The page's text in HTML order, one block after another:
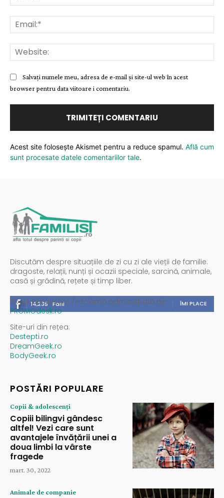
Salvați numele meu, adresa de e-mail și site-ul web în acest
browser pentru data viitoare i comentariu.
Acest site folosește Akismet pentru a reduce spamul. Află cum
sunt procesate datele comentariilor tale.
Discutăm despre situațiile de zi cu zi ale vieții de familie:
dragoste, relații, nunți și ocazii speciale, sarcină, animale,
casă și grădină, rețete și timp liber.
14,235 Fani ÎMI PLACE
Spații publicitare / reclamă administrată de
PROMOdesk.ro
Site-uri din rețea:
Destepti.ro
DreamGeek.ro
BodyGeek.ro
POSTĂRI POPULARE
Copii & adolescenți
Copiii bilingvi gândesc
altfel! Vezi care sunt
avantajele învățării unei a
doua limbi la vârste
fragede
mart. 30, 2022
Animale de companie